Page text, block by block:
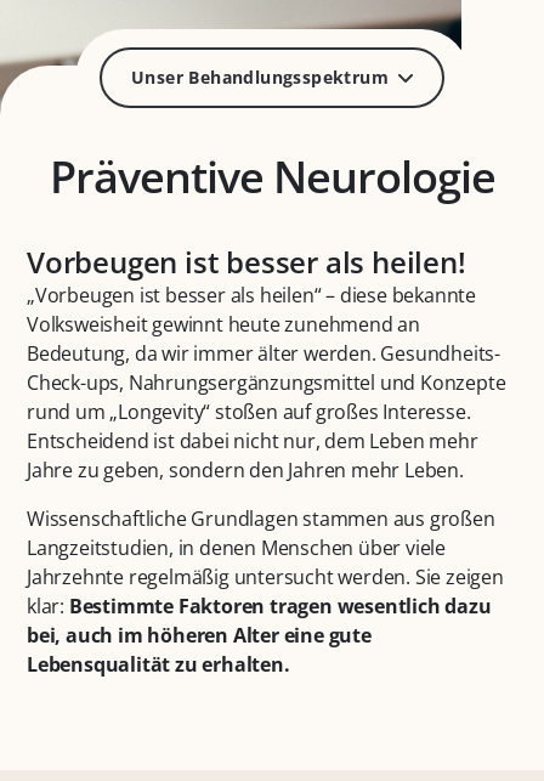
Unser Behandlungsspektrum
Präventive Neurologie
Vorbeugen ist besser als heilen!
„Vorbeugen ist besser als heilen“ – diese bekannte
Volksweisheit gewinnt heute zunehmend an
Bedeutung, da wir immer älter werden. Gesundheits-
Check-ups, Nahrungsergänzungsmittel und Konzepte
rund um „Longevity“ stoßen auf großes Interesse.
Entscheidend ist dabei nicht nur, dem Leben mehr
Jahre zu geben, sondern den Jahren mehr Leben.
Wissenschaftliche Grundlagen stammen aus großen
Langzeitstudien, in denen Menschen über viele
Jahrzehnte regelmäßig untersucht werden. Sie zeigen
klar: Bestimmte Faktoren tragen wesentlich dazu
bei, auch im höheren Alter eine gute
Lebensqualität zu erhalten.